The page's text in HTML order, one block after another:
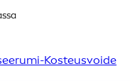
Kosteusvoide